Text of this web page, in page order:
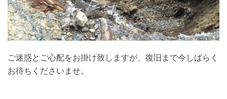
ご迷惑とご心配をお掛け致しますが、復旧まで今しばらく
お待ちくださいませ。